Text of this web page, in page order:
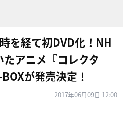
を経て初DVD化！NH
たアニメ『コレクタ
が発売決定！
2017年06月09日 12:00